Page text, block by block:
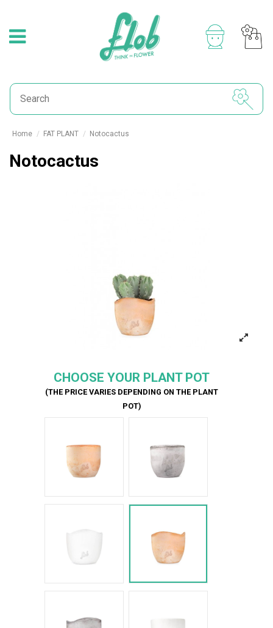
Home FAT PLANT Notocactus
Notocactus
CHOOSE YOUR PLANT POT
(THE PRICE VARIES DEPENDING ON THE PLANT
POT)